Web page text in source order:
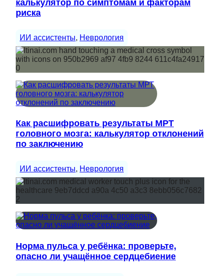
калькулятор по симптомам и факторам
риска
ИИ ассистенты, Неврология
Как расшифровать результаты МРТ
головного мозга: калькулятор отклонений
по заключению
ИИ ассистенты, Неврология
Норма пульса у ребёнка: проверьте,
опасно ли учащённое сердцебиение